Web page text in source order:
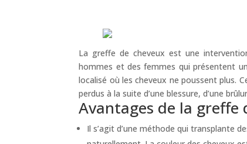
La greffe de cheveux est une
hommes et des femmes qui présentent
localisé où les cheveux ne poussent plus.
perdus à la suite d’une blessure, d’une
Avantages de la greffe
Il s’agit d’une méthode qui transplante